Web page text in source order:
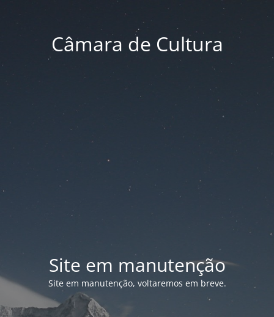
Câmara de Cultura
Site em manutenção
Site em manutenção, voltaremos em breve.